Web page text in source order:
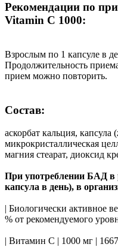
Рекомендации по
Vitamin C 1000:
Взрослым по 1 капсуле в
Продолжительность
прием можно повторить.
Состав:
аскорбат кальция, капсула
микрокристаллическая
магния стеарат, диоксид
При употреблении БАД в
капсула в день), в
| Биологически активное
% от рекомендуемого
| Витамин C | 1000 мг | 1667 |